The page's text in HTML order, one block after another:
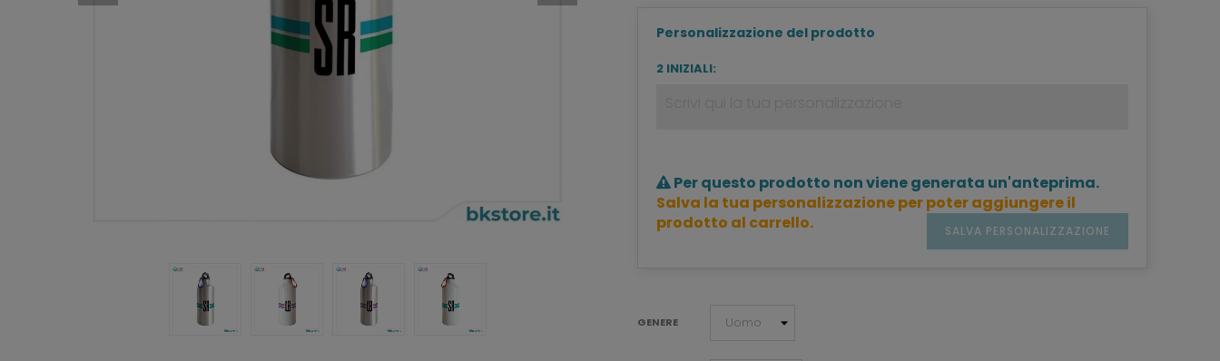
Personalizzazione del prodotto
2 INIZIALI:
Per questo prodotto non viene generata un'anteprima.
Salva la tua personalizzazione per poter aggiungere il
prodotto al carrello.
SALVA PERSONALIZZAZIONE
GENERE